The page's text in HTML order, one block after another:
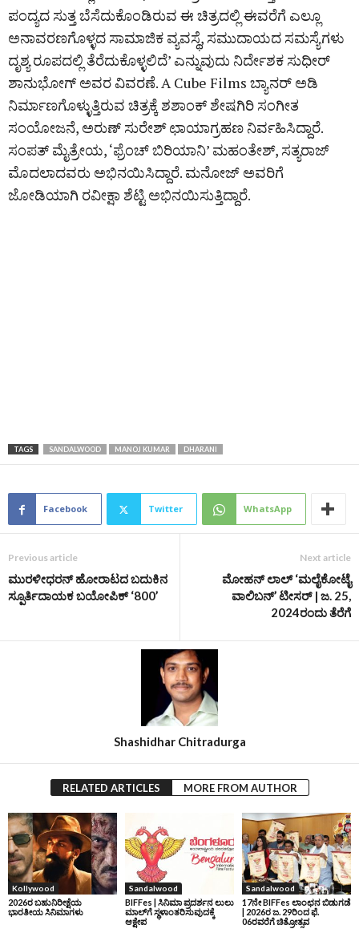
ಪಂದ್ಯದ ಸುತ್ತ ಬೆಸೆದುಕೊಂಡಿರುವ ಈ ಚಿತ್ರದಲ್ಲಿ ಈವರೆಗೆ ಎಲ್ಲೂ
ಅನಾವರಣಗೊಳ್ಳದ ಸಾಮಾಜಿಕ ವ್ಯವಸ್ಥೆ, ಸಮುದಾಯದ ಸಮಸ್ಯೆಗಳು
ದೃಶ್ಯ ರೂಪದಲ್ಲಿ ತೆರೆದುಕೊಳ್ಳಲಿದೆ’ ಎನ್ನುವುದು ನಿರ್ದೇಶಕ ಸುಧೀರ್‌
ಶಾನುಭೋಗ್‌ ಅವರ ವಿವರಣೆ. A Cube Films ಬ್ಯಾನರ್ ಅಡಿ
ನಿರ್ಮಾಣಗೊಳ್ಳುತ್ತಿರುವ ಚಿತ್ರಕ್ಕೆ ಶಶಾಂಕ್‌ ಶೇಷಗಿರಿ ಸಂಗೀತ
ಸಂಯೋಜನೆ, ಅರುಣ್‌ ಸುರೇಶ್‌ ಛಾಯಾಗ್ರಹಣ ನಿರ್ವಹಿಸಿದ್ದಾರೆ.
ಸಂಪತ್‌ ಮೈತ್ರೇಯ, ‘ಫ್ರೆಂಚ್‌ ಬಿರಿಯಾನಿ’ ಮಹಂತೇಶ್‌, ಸತ್ಯರಾಜ್‌
ಮೊದಲಾದವರು ಅಭಿನಯಿಸಿದ್ದಾರೆ. ಮನೋಜ್‌ ಅವರಿಗೆ
ಜೋಡಿಯಾಗಿ ರವೀಕ್ಷಾ ಶೆಟ್ಟಿ ಅಭಿನಯಿಸುತ್ತಿದ್ದಾರೆ.
TAGS SANDALWOOD MANOJ KUMAR DHARANI
Facebook Twitter WhatsApp
Previous article
ಮುರಳೀಧರನ್‌ ಹೋರಾಟದ ಬದುಕಿನ
ಸ್ಪೂರ್ತಿದಾಯಕ ಬಯೋಪಿಕ್‌ ‘800’
Next article
ಮೋಹನ್ ಲಾಲ್ ‘ಮಲೈಕೋಟೈ
ವಾಲಿಬನ್’ ಟೀಸರ್‌ | ಜ. 25,
2024ರಂದು ತೆರೆಗೆ
Shashidhar Chitradurga
RELATED ARTICLES MORE FROM AUTHOR
Kollywood
2026ರ ಬಹುನಿರೀಕ್ಷೆಯ
ಭಾರತೀಯ ಸಿನಿಮಾಗಳು
Sandalwood
BIFFes | ಸಿನಿಮಾ ಪ್ರದರ್ಶನ ಲುಲು
ಮಾಲ್‌ಗೆ ಸ್ಥಳಾಂತರಿಸುವುದಕ್ಕೆ
ಆಕ್ಷೇಪ
Sandalwood
17ನೇ BIFFes ಲಾಂಛನ ಬಿಡುಗಡೆ
| 2026ರ ಜ. 29ರಿಂದ ಫೆ.
06ರವರೆಗೆ ಚಿತ್ರೋತ್ಸವ